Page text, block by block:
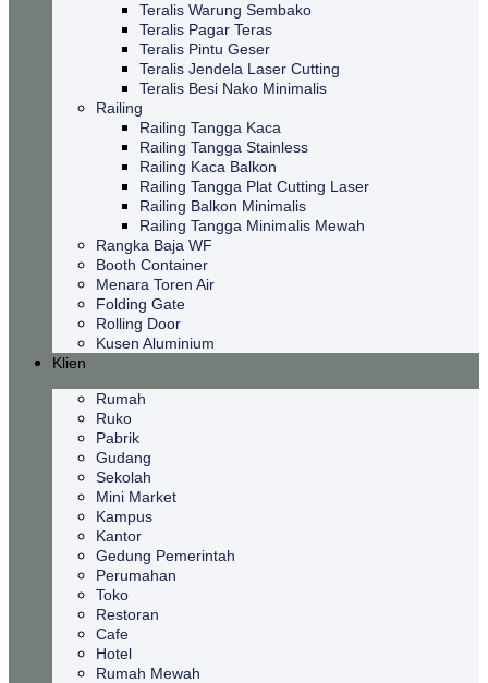
Teralis Warung Sembako
Teralis Pagar Teras
Teralis Pintu Geser
Teralis Jendela Laser Cutting
Teralis Besi Nako Minimalis
Railing
Railing Tangga Kaca
Railing Tangga Stainless
Railing Kaca Balkon
Railing Tangga Plat Cutting Laser
Railing Balkon Minimalis
Railing Tangga Minimalis Mewah
Rangka Baja WF
Booth Container
Menara Toren Air
Folding Gate
Rolling Door
Kusen Aluminium
Klien
Rumah
Ruko
Pabrik
Gudang
Sekolah
Mini Market
Kampus
Kantor
Gedung Pemerintah
Perumahan
Toko
Restoran
Cafe
Hotel
Rumah Mewah